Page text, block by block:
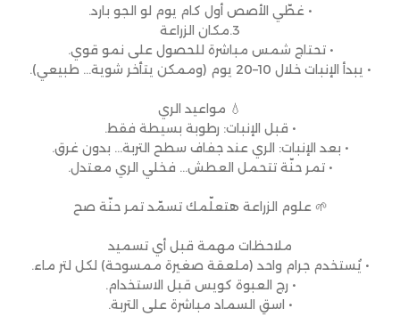
• غطّي الأصص أول كام يوم لو الجو بارد.
3.مكان الزراعة
• تحتاج شمس مباشرة للحصول على نمو قوي.
• يبدأ الإنبات خلال 10–20 يوم (وممكن يتأخر شوية… طبيعي).
💧 مواعيد الري
• قبل الإنبات: رطوبة بسيطة فقط.
• بعد الإنبات: الري عند جفاف سطح التربة… بدون غرق.
• تمر حنّة تتحمل العطش… فخلي الري معتدل.
🌱 علوم الزراعة هتعلّمك تسمّد تمر حنّة صح
ملاحظات مهمة قبل أي تسميد
• يُستخدم جرام واحد (ملعقة صغيرة ممسوحة) لكل لتر ماء.
• رج العبوة كويس قبل الاستخدام.
• اسقِ السماد مباشرة على التربة.